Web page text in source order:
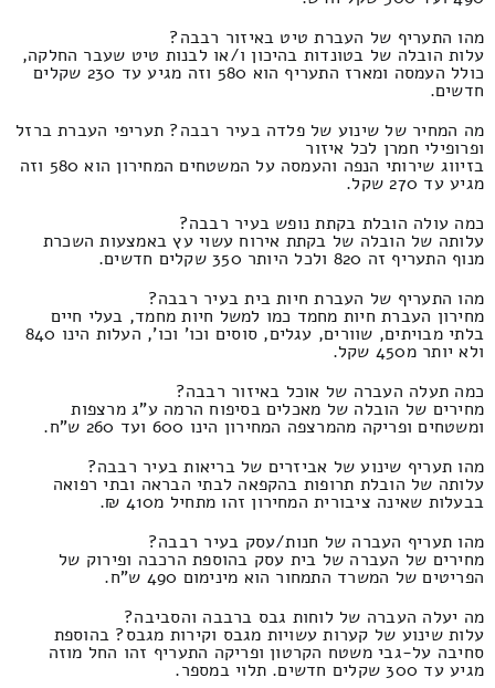
מהו התעריף של העברת טיט באיזור רבבה?
עלות הובלה של בטונדות בהיכון ו/או לבנות טיט שעבר החלקה,
כולל העמסה ומארז התעריף הוא 580 וזה מגיע עד 230 שקלים
חדשים.
מה המחיר של שינוע של פלדה בעיר רבבה? תעריפי העברת ברזל
ופרופילי חמרן לכל איזור
בזיווג שירותי הנפה והעמסה על המשטחים המחירון הוא 580 וזה
מגיע עד 270 שקל.
כמה עולה הובלת בקתת נופש בעיר רבבה?
עלותה של הובלה של בקתת אירוח עשוי עץ באמצעות השכרת
מנוף התעריף זה 820 ולכל היותר 350 שקלים חדשים.
מהו התעריף של העברת חיות בית בעיר רבבה?
מחירון העברת חיות מחמד כמו למשל חיות מחמד, בעלי חיים
בלתי מבויתים, שוורים, עגלים, סוסים וכו' וכו', העלות הינו 840
ולא יותר מ450 שקל.
כמה תעלה העברה של אוכל באיזור רבבה?
מחירים של הובלה של מאכלים בסיפוח הרמה ע"ג מרצפות
ומשטחים ופריקה מהמרצפה המחירון הינו 600 ועד 260 ש"ח.
מהו תעריף שינוע של אביזרים של בריאות בעיר רבבה?
עלותה של הובלת תרופות בהקפאה לבתי הבראה ובתי רפואה
בבעלות שאינה ציבורית המחירון זהו מתחיל מ410 ₪.
מהו תעריף העברה של חנות/עסק בעיר רבבה?
מחירים של העברה של בית עסק בהוספת הרכבה ופירוק של
הפריטים של המשרד התמחור הוא מינימום 490 ש"ח.
מה יעלה העברה של לוחות גבס ברבבה והסביבה?
עלות שינוע של קערות עשויות מגבס וקירות מגבס? בהוספת
סחיבה על-גבי משטח הקרטון ופריקה התעריף זהו החל מוזה
מגיע עד 300 שקלים חדשים. תלוי במספר.